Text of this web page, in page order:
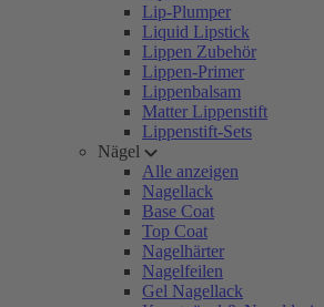
Lip-Plumper
Liquid Lipstick
Lippen Zubehör
Lippen-Primer
Lippenbalsam
Matter Lippenstift
Lippenstift-Sets
Nägel
Alle anzeigen
Nagellack
Base Coat
Top Coat
Nagelhärter
Nagelfeilen
Gel Nagellack